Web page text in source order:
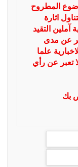
المطروح
اثارة
آملين التقيد
عن مدى
علما
تعبر عن رأي
بك